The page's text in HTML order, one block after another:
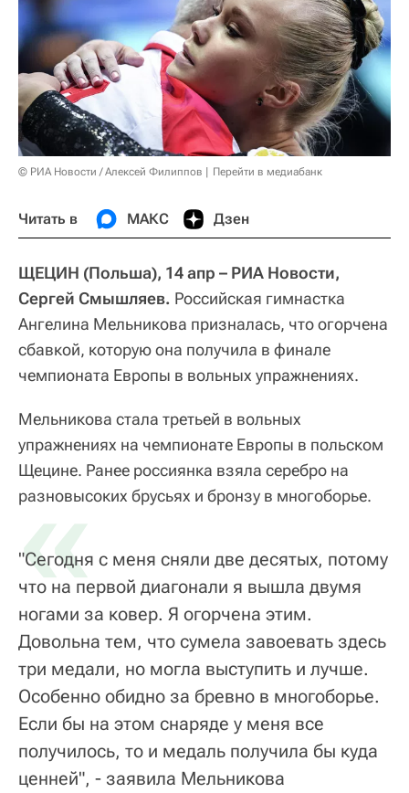
© РИА Новости / Алексей Филиппов Перейти в медиабанк
Читать в МАКС Дзен
ЩЕЦИН (Польша), 14 апр – РИА Новости,
Сергей Смышляев. Российская гимнастка
Ангелина Мельникова призналась, что огорчена
сбавкой, которую она получила в финале
чемпионата Европы в вольных упражнениях.
Мельникова стала третьей в вольных
упражнениях на чемпионате Европы в польском
Щецине. Ранее россиянка взяла серебро на
разновысоких брусьях и бронзу в многоборье.
«
"Сегодня с меня сняли две десятых, потому
что на первой диагонали я вышла двумя
ногами за ковер. Я огорчена этим.
Довольна тем, что сумела завоевать здесь
три медали, но могла выступить и лучше.
Особенно обидно за бревно в многоборье.
Если бы на этом снаряде у меня все
получилось, то и медаль получила бы куда
ценней", - заявила Мельникова